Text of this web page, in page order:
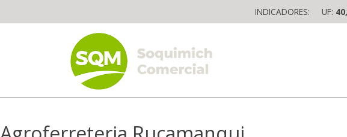
to
INDICADORES: UF:
The worldwide business formula